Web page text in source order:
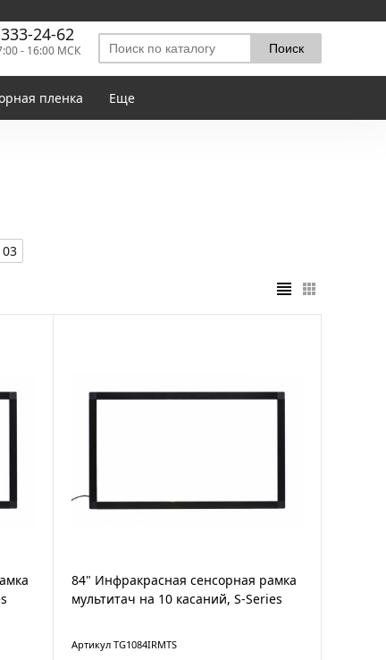
24-62
- 16:00 МСК
пленка Еще
84" Инфракрасная сенсорная рамка
мультитач на 10 касаний, S-Series
Артикул TG1084IRMTS